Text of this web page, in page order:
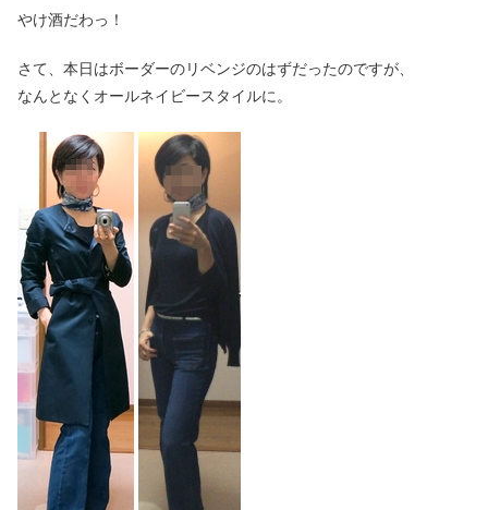
やけ酒だわっ！
さて、本日はボーダーのリベンジのはずだったのですが、
なんとなくオールネイビースタイルに。